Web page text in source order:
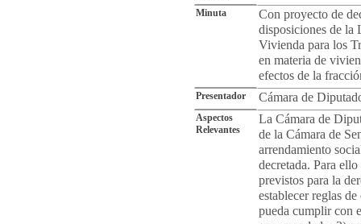
Minuta
Con proyecto de
disposiciones de la
Vivienda para los
en materia de
efectos de la
Presentador Cámara de
Aspectos
Relevantes
La Cámara de
de la Cámara de
arrendamiento
decretada. Para
previstos para la
establecer reglas
pueda cumplir con